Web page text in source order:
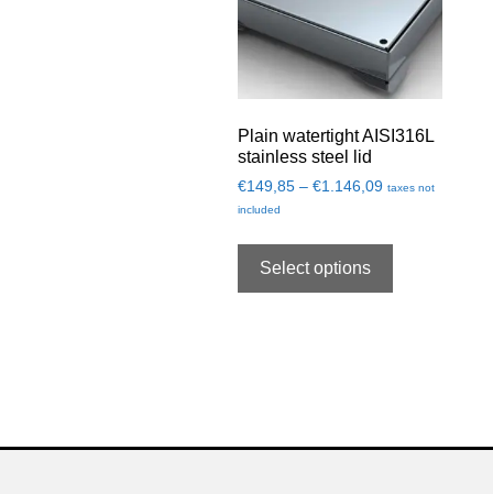
Plain watertight AISI316L
stainless steel lid
€149,85 – €1.146,09 taxes not
included
Select options